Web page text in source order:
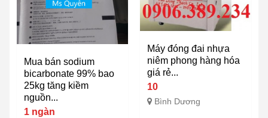
Mua bán sodium
bicarbonate 99% bao
25kg tăng kiềm
nguồn...
1 ngàn
Máy đóng đai nhựa
niêm phong hàng hóa
giá rẻ...
10
Bình Dương